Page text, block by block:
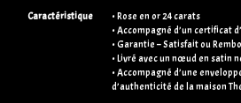
Caractéristique
• Rose en or 24 carats
• Accompagné d’un certificat
• Garantie – Satisfait ou
• Livré avec un nœud en satin
• Accompagné d’une
d’authenticité de la maison